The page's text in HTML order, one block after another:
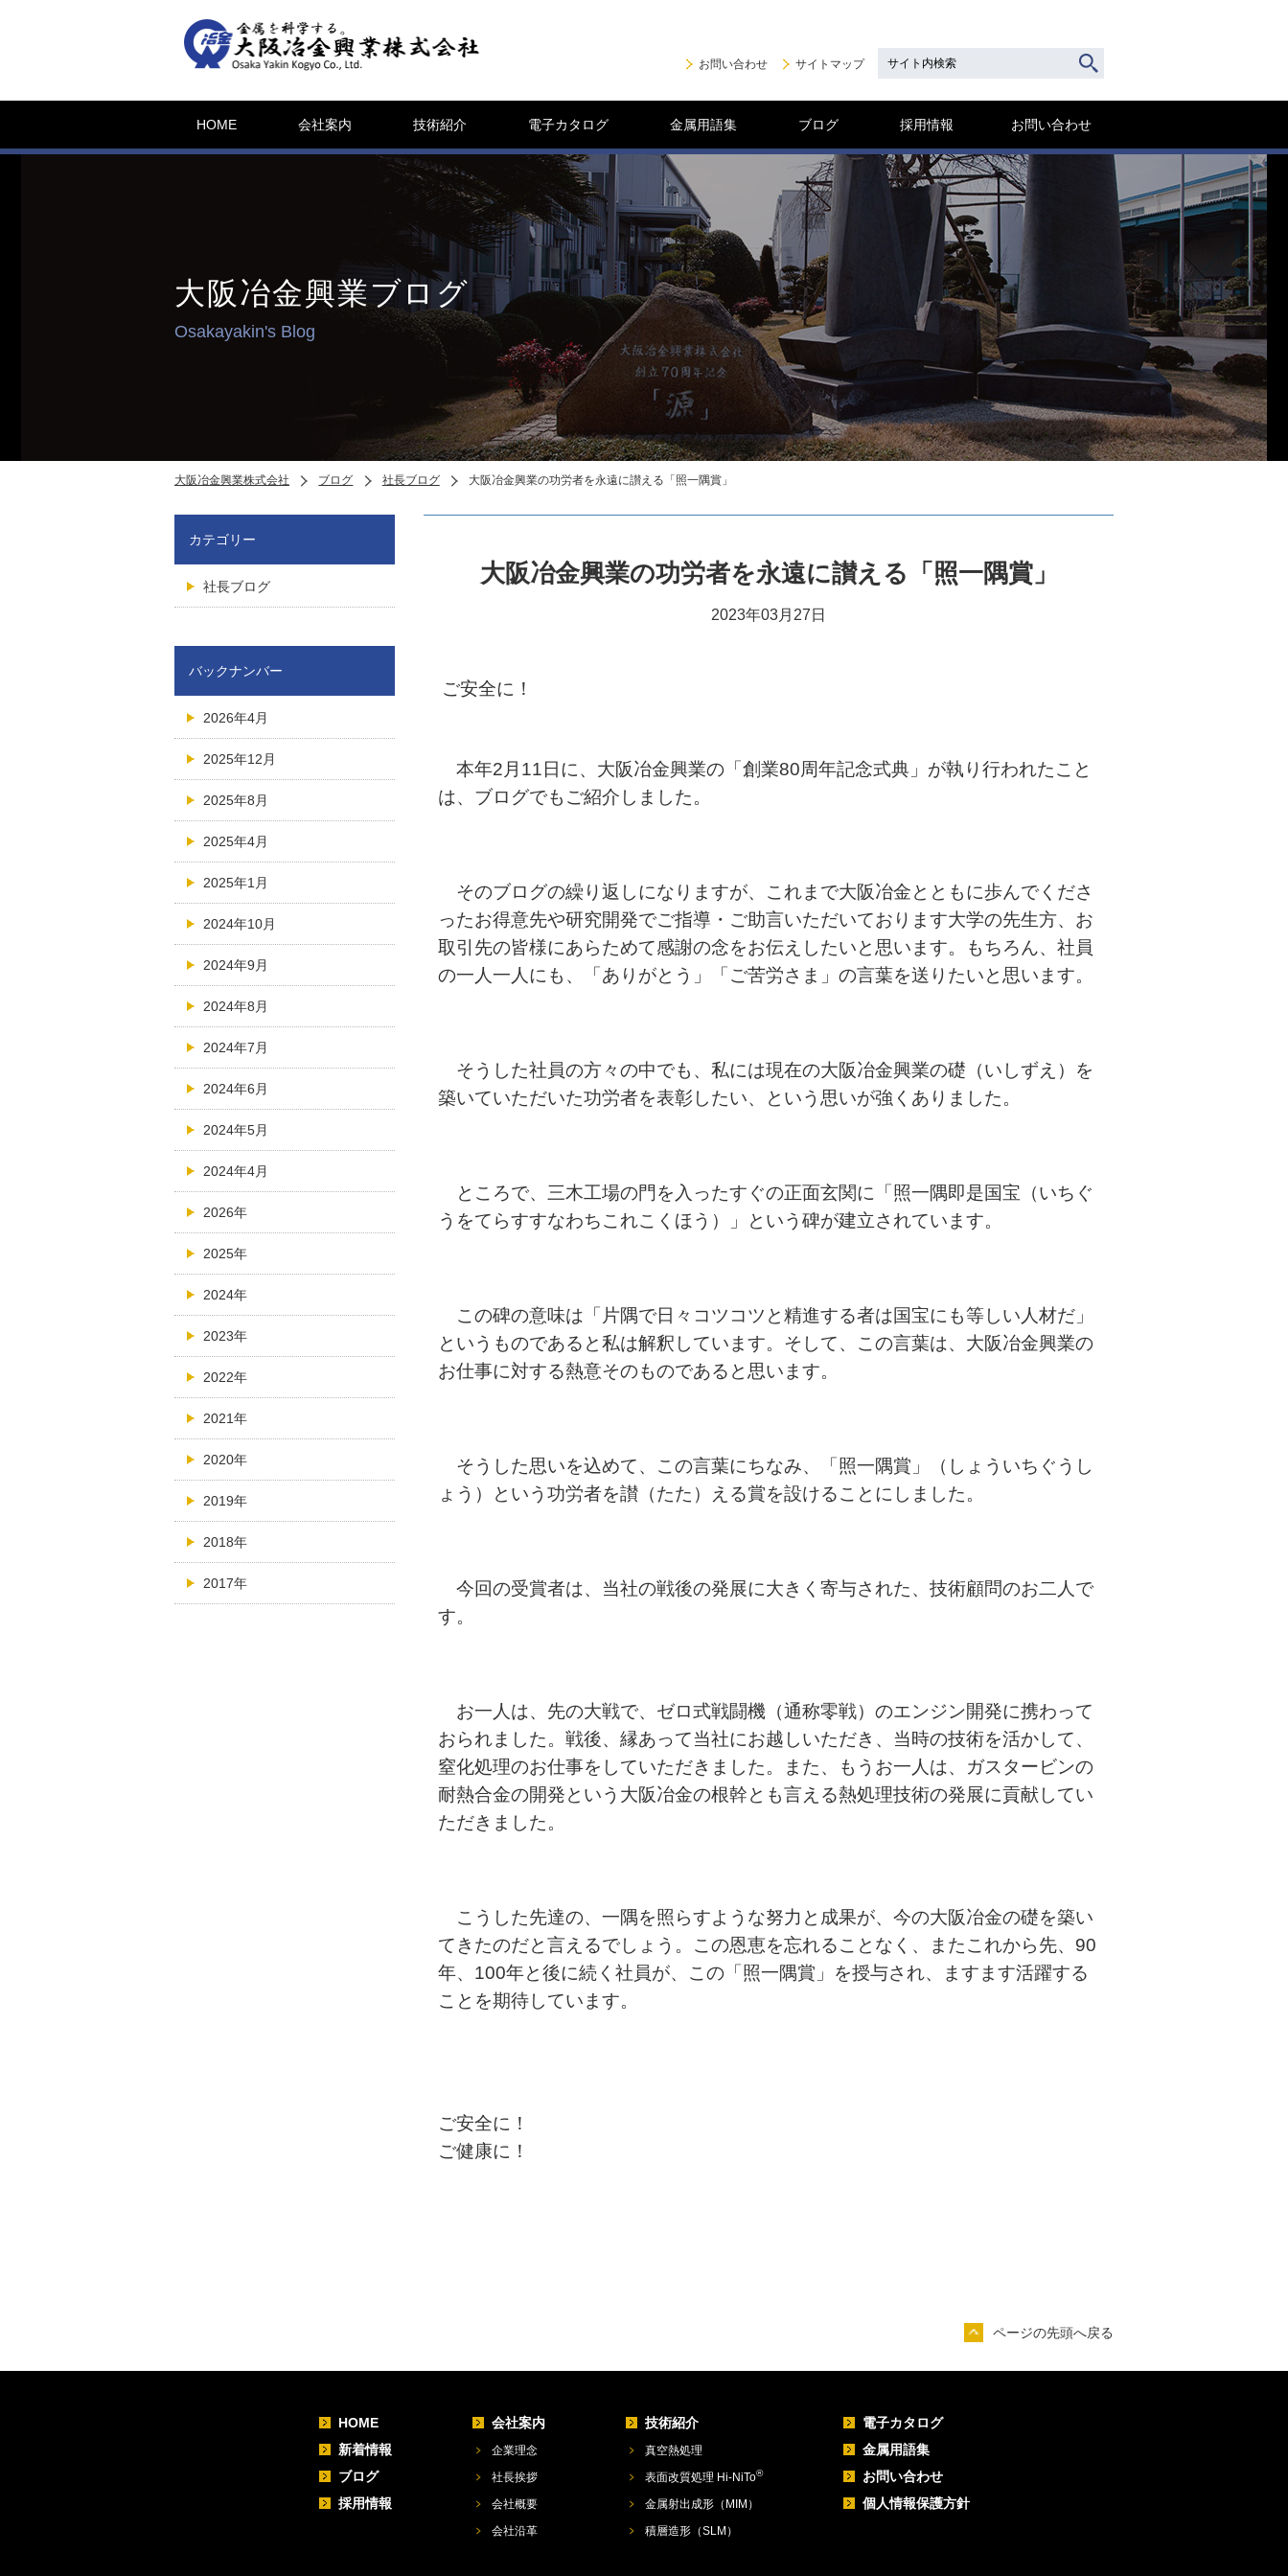
お問い合わせ サイトマップ
HOME 会社案内 技術紹介 電子カタログ 金属用語集 ブログ 採用情報 お問い合わせ
大阪冶金興業ブログ
Osakayakin's Blog
大阪冶金興業株式会社 ブログ 社長ブログ 大阪冶金興業の功労者を永遠に讃える「照一隅賞」
大阪冶金興業の功労者を永遠に讃える「照一隅賞」
2023年03月27日
ご安全に！
本年2月11日に、大阪冶金興業の「創業80周年記念式典」が執り行われたこと
は、ブログでもご紹介しました。
そのブログの繰り返しになりますが、これまで大阪冶金とともに歩んでくださ
ったお得意先や研究開発でご指導・ご助言いただいております大学の先生方、お
取引先の皆様にあらためて感謝の念をお伝えしたいと思います。もちろん、社員
の一人一人にも、「ありがとう」「ご苦労さま」の言葉を送りたいと思います。
そうした社員の方々の中でも、私には現在の大阪冶金興業の礎（いしずえ）を
築いていただいた功労者を表彰したい、という思いが強くありました。
ところで、三木工場の門を入ったすぐの正面玄関に「照一隅即是国宝（いちぐ
うをてらすすなわちこれこくほう）」という碑が建立されています。
この碑の意味は「片隅で日々コツコツと精進する者は国宝にも等しい人材だ」
というものであると私は解釈しています。そして、この言葉は、大阪冶金興業の
お仕事に対する熱意そのものであると思います。
そうした思いを込めて、この言葉にちなみ、「照一隅賞」（しょういちぐうし
ょう）という功労者を讃（たた）える賞を設けることにしました。
今回の受賞者は、当社の戦後の発展に大きく寄与された、技術顧問のお二人で
す。
お一人は、先の大戦で、ゼロ式戦闘機（通称零戦）のエンジン開発に携わって
おられました。戦後、縁あって当社にお越しいただき、当時の技術を活かして、
窒化処理のお仕事をしていただきました。また、もうお一人は、ガスタービンの
耐熱合金の開発という大阪冶金の根幹とも言える熱処理技術の発展に貢献してい
ただきました。
こうした先達の、一隅を照らすような努力と成果が、今の大阪冶金の礎を築い
てきたのだと言えるでしょう。この恩恵を忘れることなく、またこれから先、90
年、100年と後に続く社員が、この「照一隅賞」を授与され、ますます活躍する
ことを期待しています。
ご安全に！
ご健康に！
カテゴリー
社長ブログ
バックナンバー
2026年4月
2025年12月
2025年8月
2025年4月
2025年1月
2024年10月
2024年9月
2024年8月
2024年7月
2024年6月
2024年5月
2024年4月
2026年
2025年
2024年
2023年
2022年
2021年
2020年
2019年
2018年
2017年
ページの先頭へ戻る
HOME
新着情報
ブログ
採用情報
会社案内
企業理念
社長挨拶
会社概要
会社沿革
技術紹介
真空熱処理
表面改質処理 Hi-NiTo®
金属射出成形（MIM）
積層造形（SLM）
電子カタログ
金属用語集
お問い合わせ
個人情報保護方針